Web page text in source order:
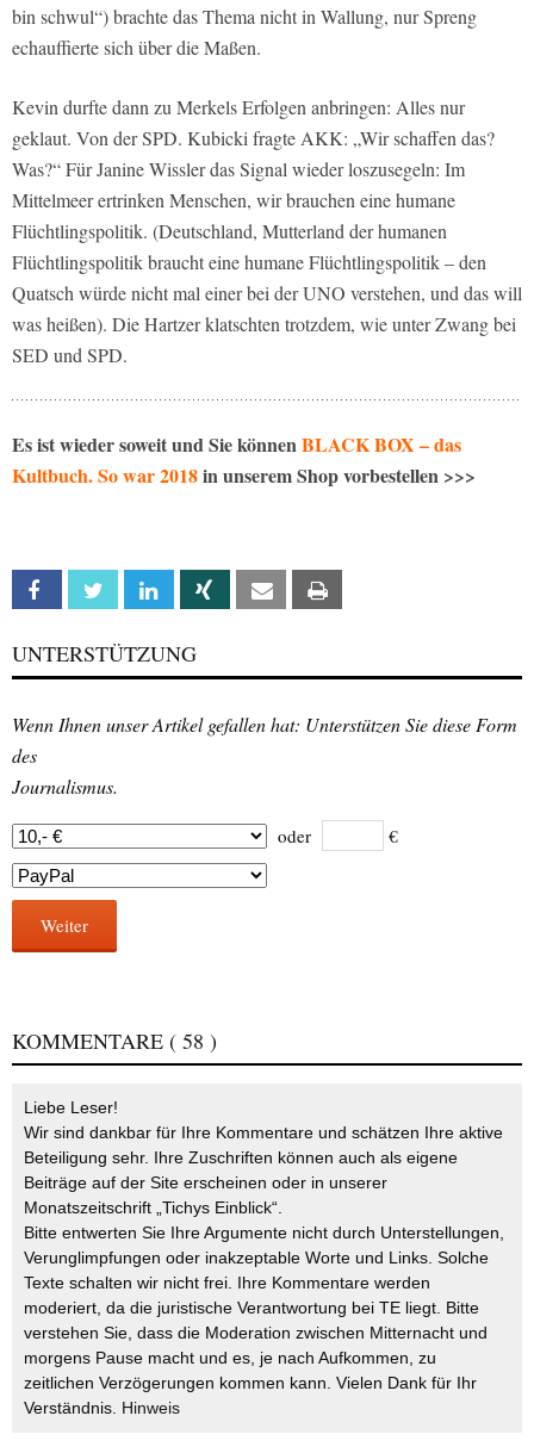
bin schwul“) brachte das Thema nicht in Wallung, nur Spreng
echauffierte sich über die Maßen.
Kevin durfte dann zu Merkels Erfolgen anbringen: Alles nur
geklaut. Von der SPD. Kubicki fragte AKK: „Wir schaffen das?
Was?“ Für Janine Wissler das Signal wieder loszusegeln: Im
Mittelmeer ertrinken Menschen, wir brauchen eine humane
Flüchtlingspolitik. (Deutschland, Mutterland der humanen
Flüchtlingspolitik braucht eine humane Flüchtlingspolitik – den
Quatsch würde nicht mal einer bei der UNO verstehen, und das will
was heißen). Die Hartzer klatschten trotzdem, wie unter Zwang bei
SED und SPD.
Es ist wieder soweit und Sie könnenBLACK BOX – das
Kultbuch. So war 2018in unserem Shop vorbestellen >>>
Facebook Twitter Linkedin Xing Email
UNTERSTÜTZUNG
Wenn Ihnen unser Artikel gefallen hat: Unterstützen Sie diese Form
des
Journalismus.
oder €
Weiter
KOMMENTARE ( 58 )
Liebe Leser!
Wir sind dankbar für Ihre Kommentare und schätzen Ihre aktive
Beteiligung sehr. Ihre Zuschriften können auch als eigene
Beiträge auf der Site erscheinen oder in unserer
Monatszeitschrift „Tichys Einblick“.
Bitte entwerten Sie Ihre Argumente nicht durch Unterstellungen,
Verunglimpfungen oder inakzeptable Worte und Links. Solche
Texte schalten wir nicht frei. Ihre Kommentare werden
moderiert, da die juristische Verantwortung bei TE liegt. Bitte
verstehen Sie, dass die Moderation zwischen Mitternacht und
morgens Pause macht und es, je nach Aufkommen, zu
zeitlichen Verzögerungen kommen kann. Vielen Dank für Ihr
Verständnis. Hinweis